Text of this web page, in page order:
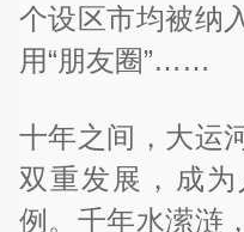
个设区市均被纳
用“朋友圈”……
十年之间，大运
双重发展，成
例。千年水潆涟